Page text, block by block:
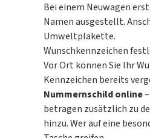
Bei einem Neuwagen
Namen ausgestellt.
Umweltplakette.
Wunschkennzeichen
Vor Ort können Sie Ihr
Kennzeichen bereits
Nummernschild online
betragen zusätzlich zu
hinzu. Wer auf eine